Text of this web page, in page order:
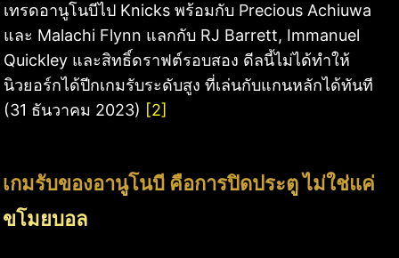
เทรดอานูโนบีไป Knicks พร้อมกับ Precious Achiuwa
และ Malachi Flynn แลกกับ RJ Barrett, Immanuel
Quickley และสิทธิ์ดราฟต์รอบสอง ดีลนี้ไม่ได้ทำให้
นิวยอร์กได้ปีกเกมรับระดับสูง ที่เล่นกับแกนหลักได้ทันที
(31 ธันวาคม 2023) [2]
เกมรับของอานูโนบี คือการปิดประตู ไม่ใช่แค่
ขโมยบอล